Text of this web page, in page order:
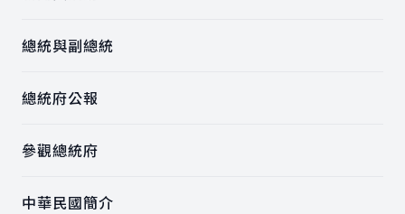
總統與副總統
總統府公報
參觀總統府
中華民國簡介